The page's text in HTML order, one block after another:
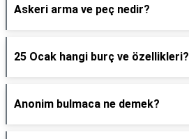
Askeri arma ve peç nedir?
25 Ocak hangi burç ve özellikleri?
Anonim bulmaca ne demek?